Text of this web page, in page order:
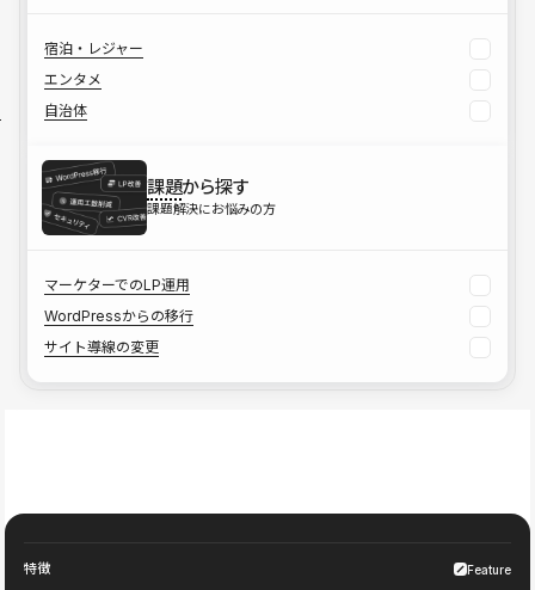
宿泊・レジャー
エンタメ
自治体
課題から探す
課題解決にお悩みの方
マーケターでのLP運用
WordPressからの移行
サイト導線の変更
特徴 Feature